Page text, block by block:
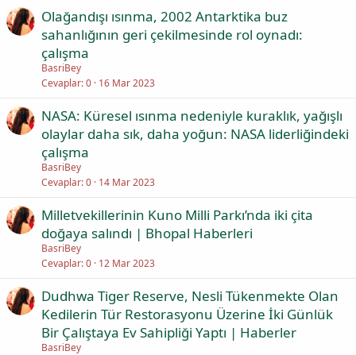
Olağandışı ısınma, 2002 Antarktika buz
sahanlığının geri çekilmesinde rol oynadı:
çalışma
BasriBey
Cevaplar 0 16 Mar 2023
NASA: Küresel ısınma nedeniyle kuraklık, yağışlı
olaylar daha sık, daha yoğun: NASA liderliğindeki
çalışma
BasriBey
Cevaplar 0 14 Mar 2023
Milletvekillerinin Kuno Milli Parkı’nda iki çita
doğaya salındı | Bhopal Haberleri
BasriBey
Cevaplar 0 12 Mar 2023
Dudhwa Tiger Reserve, Nesli Tükenmekte Olan
Kedilerin Tür Restorasyonu Üzerine İki Günlük
Bir Çalıştaya Ev Sahipliği Yaptı | Haberler
BasriBey